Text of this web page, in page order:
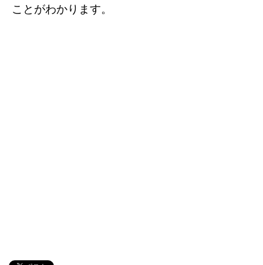
ことがわかります。